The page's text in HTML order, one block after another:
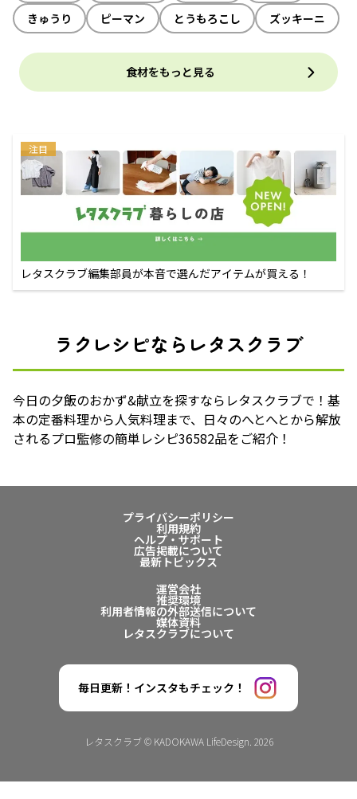
きゅうり
ピーマン とうもろこし ズッキーニ
食材をもっと見る
注目
レタスクラブ編集部員が本音で選んだアイテムが買える！
ラクレシピならレタスクラブ
今日の夕飯のおかず&献立を探すならレタスクラブで！基
本の定番料理から人気料理まで、日々のへとへとから解放
されるプロ監修の簡単レシピ36582品をご紹介！
プライバシーポリシー
利用規約
ヘルプ・サポート
広告掲載について
最新トピックス
運営会社
推奨環境
利用者情報の外部送信について
媒体資料
レタスクラブについて
毎日更新！インスタもチェック！
レタスクラブ © KADOKAWA LifeDesign. 2026